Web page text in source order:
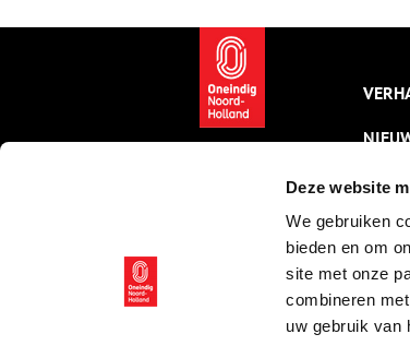
Deze website
We gebruiken
bieden en om
site met onze
combineren
uw gebruik van